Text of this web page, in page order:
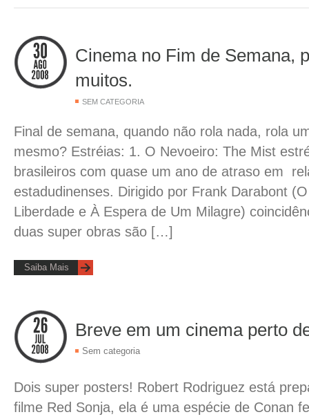
Cinema no Fim de Semana,
muitos.
SEM CATEGORIA
Final de semana, quando não rola nada, rola
mesmo? Estréias: 1. O Nevoeiro: The Mist
brasileiros com quase um ano de atraso em
estadudinenses. Dirigido por Frank Darabont
Liberdade e À Espera de Um Milagre)
duas super obras são […]
Saiba Mais
Breve em um cinema perto
Sem categoria
Dois super posters! Robert Rodriguez está
filme Red Sonja, ela é uma espécie de Conan